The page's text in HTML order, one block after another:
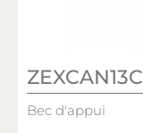
ZEXCAN13C
Bec d'appui